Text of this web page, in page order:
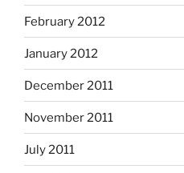
February 2012
January 2012
December 2011
November 2011
July 2011